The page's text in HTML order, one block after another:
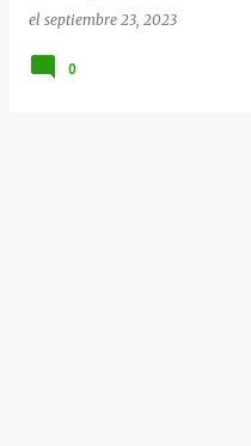
el septiembre 23, 2023
0